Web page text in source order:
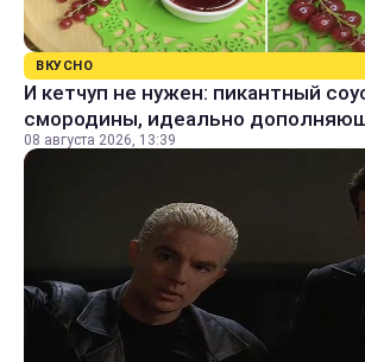
ВКУСНО
И кетчуп не нужен: пикантный
смородины, идеально
08 августа 2026, 13:39